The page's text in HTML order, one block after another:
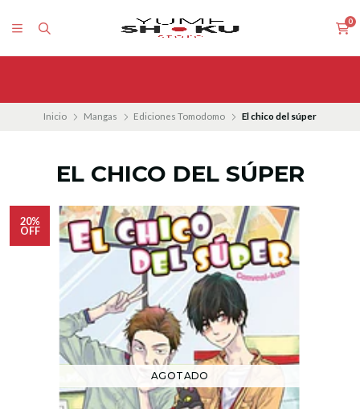
0
Inicio Mangas Ediciones Tomodomo El chico del súper
EL CHICO DEL SÚPER
20%
OFF
AGOTADO